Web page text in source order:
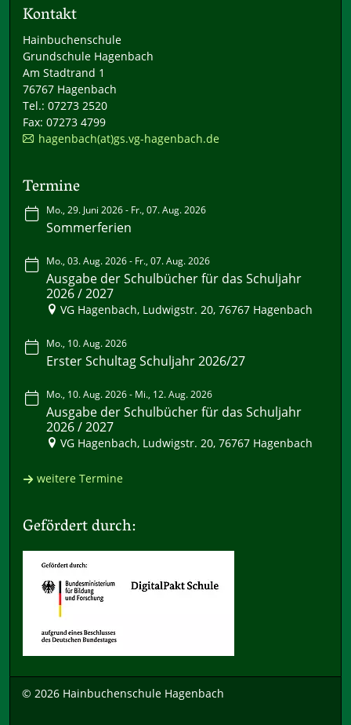
Kontakt
Hainbuchenschule
Grundschule Hagenbach
Am Stadtrand 1
76767 Hagenbach
Tel.: 07273 2520
Fax: 07273 4799
hagenbach(at)gs.vg-hagenbach.de
Termine
Mo., 29. Juni 2026 - Fr., 07. Aug. 2026
Sommerferien
Mo., 03. Aug. 2026 - Fr., 07. Aug. 2026
Ausgabe der Schulbücher für das Schuljahr
2026 / 2027
VG Hagenbach, Ludwigstr. 20, 76767 Hagenbach
Mo., 10. Aug. 2026
Erster Schultag Schuljahr 2026/27
Mo., 10. Aug. 2026 - Mi., 12. Aug. 2026
Ausgabe der Schulbücher für das Schuljahr
2026 / 2027
VG Hagenbach, Ludwigstr. 20, 76767 Hagenbach
weitere Termine
Gefördert durch:
© 2026 Hainbuchenschule Hagenbach